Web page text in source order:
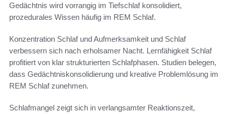
Gedächtnis wird vorrangig im Tiefschlaf konsolidiert,
prozedurales Wissen häufig im REM Schlaf.
Konzentration Schlaf und Aufmerksamkeit und Schlaf
verbessern sich nach erholsamer Nacht. Lernfähigkeit Schlaf
profitiert von klar strukturierten Schlafphasen. Studien belegen,
dass Gedächtniskonsolidierung und kreative Problemlösung im
REM Schlaf zunehmen.
Schlafmangel zeigt sich in verlangsamter Reaktionszeit,